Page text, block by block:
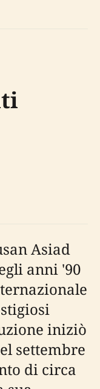
Asiad
anni '90
iniziò
settembre
di circa